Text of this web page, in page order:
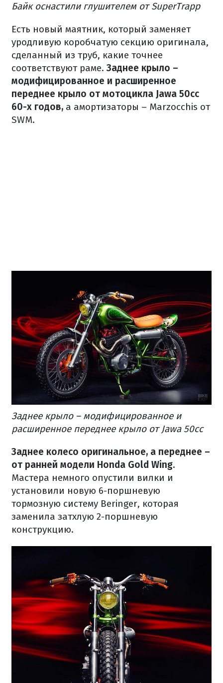
Байк оснастили глушителем от SuperTrapp
Есть новый маятник, который заменяет
уродливую коробчатую секцию оригинала,
сделанный из труб, какие точнее
соответствуют раме. Заднее крыло –
модифицированное и расширенное
переднее крыло от мотоцикла Jawa 50cc
60-х годов, а амортизаторы – Marzocchis от
SWM.
Заднее крыло – модифицированное и
расширенное переднее крыло от Jawa 50cc
Заднее колесо оригинальное, а переднее –
от ранней модели Honda Gold Wing.
Мастера немного опустили вилки и
установили новую 6-поршневую
тормозную систему Beringer, которая
заменила затхлую 2-поршневую
конструкцию.